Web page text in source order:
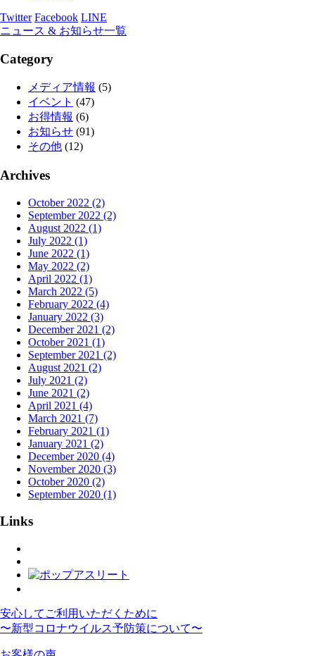
Twitter Facebook LINE
ニュース & お知らせ一覧
Category
メディア情報 (5)
イベント (47)
お得情報 (6)
お知らせ (91)
その他 (12)
Archives
October 2022 (2)
September 2022 (2)
August 2022 (1)
July 2022 (1)
June 2022 (1)
May 2022 (2)
April 2022 (1)
March 2022 (5)
February 2022 (4)
January 2022 (3)
December 2021 (2)
October 2021 (1)
September 2021 (2)
August 2021 (2)
July 2021 (2)
June 2021 (2)
April 2021 (4)
March 2021 (7)
February 2021 (1)
January 2021 (2)
December 2020 (4)
November 2020 (3)
October 2020 (2)
September 2020 (1)
Links
安心してご利用いただくために
〜新型コロナウイルス予防策について〜